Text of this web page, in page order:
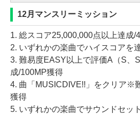
12月マンスリーミッション
1. 総スコア25,000,000点以上達成/
2. いずれかの楽曲でハイスコアを
3. 難易度EASY以上で評価A（S、
成/100MP獲得
4. 曲「MUSICDIVE!!」をクリア※
獲得
5. いずれかの楽曲でサウンドセッ